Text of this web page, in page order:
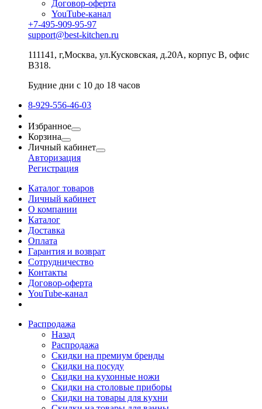
Договор-оферта
YouTube-канал
+7-495-909-95-97
support@best-kitchen.ru
111141, г,Москва, ул.Кусковская, д.20А, корпус В, офис
В318.
Будние дни с 10 до 18 часов
8-929-556-46-03
Избранное
Корзина
Личный кабинет
Авторизация
Регистрация
Каталог товаров
Личный кабинет
О компании
Каталог
Доставка
Оплата
Гарантия и возврат
Сотрудничество
Контакты
Договор-оферта
YouTube-канал
Распродажа
Назад
Распродажа
Скидки на премиум бренды
Скидки на посуду
Скидки на кухонные ножи
Скидки на столовые приборы
Скидки на товары для кухни